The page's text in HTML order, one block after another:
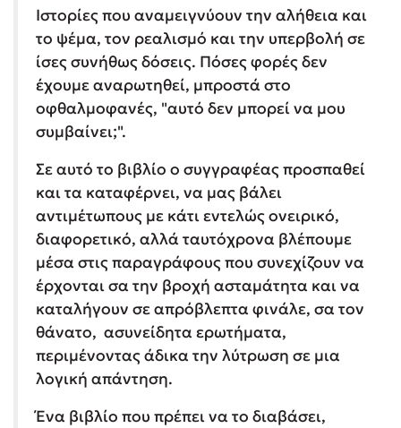
Ιστορίες που αναμειγνύουν την αλήθεια και
το ψέμα, τον ρεαλισμό και την υπερβολή σε
ίσες συνήθως δόσεις. Πόσες φορές δεν
έχουμε αναρωτηθεί, μπροστά στο
οφθαλμοφανές, "αυτό δεν μπορεί να μου
συμβαίνει;".
Σε αυτό το βιβλίο ο συγγραφέας προσπαθεί
και τα καταφέρνει, να μας βάλει
αντιμέτωπους με κάτι εντελώς ονειρικό,
διαφορετικό, αλλά ταυτόχρονα βλέπουμε
μέσα στις παραγράφους που συνεχίζουν να
έρχονται σα την βροχή ασταμάτητα και να
καταλήγουν σε απρόβλεπτα φινάλε, σα τον
θάνατο, ασυνείδητα ερωτήματα,
περιμένοντας άδικα την λύτρωση σε μια
λογική απάντηση.
Ένα βιβλίο που πρέπει να το διαβάσει,